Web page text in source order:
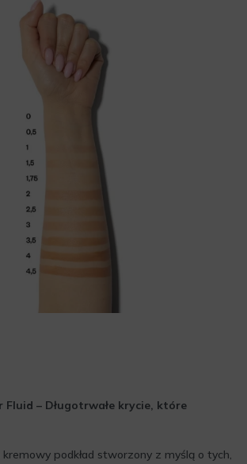
Fluid – Długotrwałe krycie, które
kremowy podkład stworzony z myślą o tych,